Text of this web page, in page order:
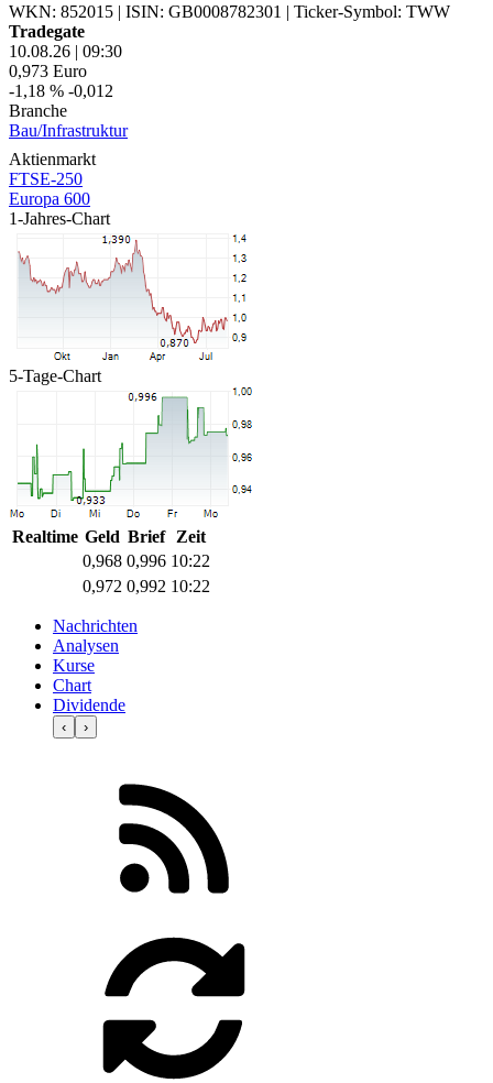
WKN: 852015 | ISIN: GB0008782301 | Ticker-Symbol: TWW
Tradegate
10.08.26 | 09:30
0,973 Euro
-1,18 % -0,012
Branche
Bau/Infrastruktur
Aktienmarkt
FTSE-250
Europa 600
1-Jahres-Chart
5-Tage-Chart
Realtime Geld Brief
Zeit
0,968 0,996 10:22
0,972 0,992 10:22
Nachrichten
Analysen
Kurse
Chart
Dividende
‹ ›